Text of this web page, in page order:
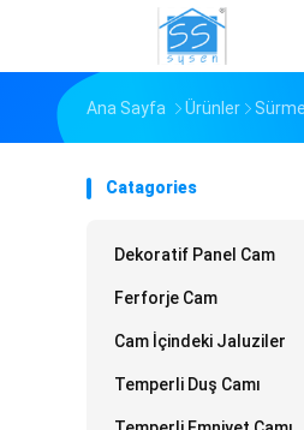
Ana Sayfa Ürünler
Catagories
Dekoratif Panel Cam
Ferforje Cam
Cam İçindeki Jaluziler
Temperli Duş Camı